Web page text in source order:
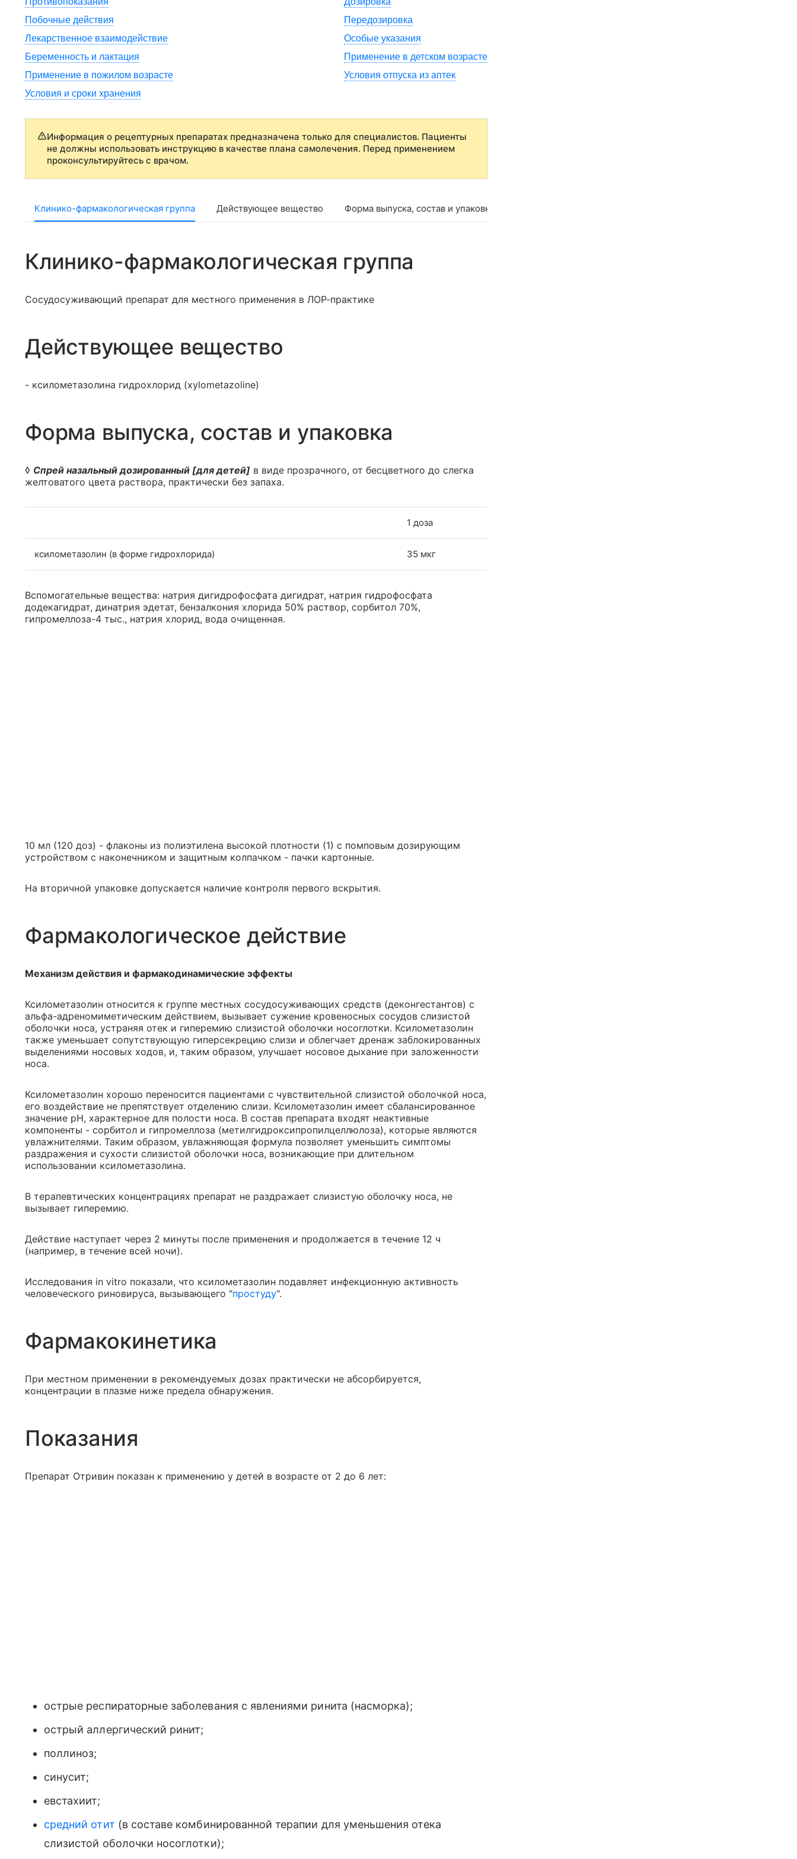
Побочные действия
Передозировка
Лекарственное взаимодействие
Особые указания
Беременность и лактация
Применение в детском возрасте
Применение в пожилом возрасте
Условия отпуска из аптек
Условия и сроки хранения
Информация о рецептурных препаратах предназначена только для специалистов. Пациенты
не должны использовать инструкцию в качестве плана самолечения. Перед применением
проконсультируйтесь с врачом.
Клинико-фармакологическая группа Действующее вещество Форма выпуска, состав и упаковка
Клинико-фармакологическая группа
Сосудосуживающий препарат для местного применения в ЛОР-практике
Действующее вещество
- ксилометазолина гидрохлорид (xylometazoline)
Форма выпуска, состав и упаковка
◊ Спрей назальный дозированный [для детей] в виде прозрачного, от бесцветного до слегка
желтоватого цвета раствора, практически без запаха.
1 доза
ксилометазолин (в форме гидрохлорида) 35 мкг
Вспомогательные вещества: натрия дигидрофосфата дигидрат, натрия гидрофосфата
додекагидрат, динатрия эдетат, бензалкония хлорида 50% раствор, сорбитол 70%,
гипромеллоза-4 тыс., натрия хлорид, вода очищенная.
10 мл (120 доз) - флаконы из полиэтилена высокой плотности (1) с помповым дозирующим
устройством с наконечником и защитным колпачком - пачки картонные.
На вторичной упаковке допускается наличие контроля первого вскрытия.
Фармакологическое действие
Механизм действия и фармакодинамические эффекты
Ксилометазолин относится к группе местных сосудосуживающих средств (деконгестантов) с
альфа-адреномиметическим действием, вызывает сужение кровеносных сосудов слизистой
оболочки носа, устраняя отек и гиперемию слизистой оболочки носоглотки. Ксилометазолин
также уменьшает сопутствующую гиперсекрецию слизи и облегчает дренаж заблокированных
выделениями носовых ходов, и, таким образом, улучшает носовое дыхание при заложенности
носа.
Ксилометазолин хорошо переносится пациентами с чувствительной слизистой оболочкой носа,
его воздействие не препятствует отделению слизи. Ксилометазолин имеет сбалансированное
значение рН, характерное для полости носа. В состав препарата входят неактивные
компоненты - сорбитол и гипромеллоза (метилгидроксипропилцеллюлоза), которые являются
увлажнителями. Таким образом, увлажняющая формула позволяет уменьшить симптомы
раздражения и сухости слизистой оболочки носа, возникающие при длительном
использовании ксилометазолина.
В терапевтических концентрациях препарат не раздражает слизистую оболочку носа, не
вызывает гиперемию.
Действие наступает через 2 минуты после применения и продолжается в течение 12 ч
(например, в течение всей ночи).
Исследования in vitro показали, что ксилометазолин подавляет инфекционную активность
человеческого риновируса, вызывающего "простуду".
Фармакокинетика
При местном применении в рекомендуемых дозах практически не абсорбируется,
концентрации в плазме ниже предела обнаружения.
Показания
Препарат Отривин показан к применению у детей в возрасте от 2 до 6 лет:
острые респираторные заболевания с явлениями ринита (насморка);
острый аллергический ринит;
поллиноз;
синусит;
евстахиит;
средний отит (в составе комбинированной терапии для уменьшения отека
слизистой оболочки носоглотки);